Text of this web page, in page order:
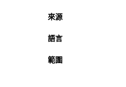
來源
語言
範圍